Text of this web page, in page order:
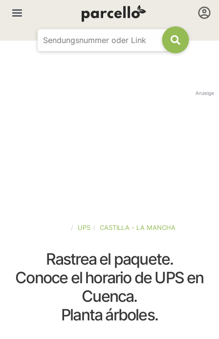
Anzeige
UPS CASTILLA - LA MANCHA
Rastrea el paquete.
Conoce el horario de UPS en
Cuenca.
Planta árboles.